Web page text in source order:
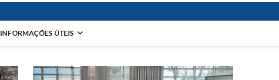
INFORMAÇÕES ÚTEIS